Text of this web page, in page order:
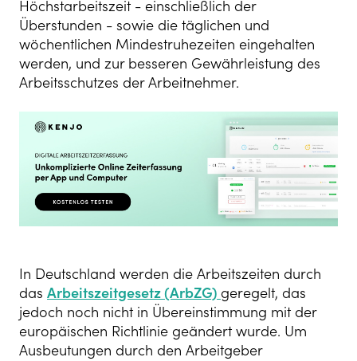
Höchstarbeitszeit - einschließlich der
Überstunden - sowie die täglichen und
wöchentlichen Mindestruhezeiten eingehalten
werden, und zur besseren Gewährleistung des
Arbeitsschutzes der Arbeitnehmer.
In Deutschland werden die Arbeitszeiten durch
das Arbeitszeitgesetz (ArbZG) geregelt, das
jedoch noch nicht in Übereinstimmung mit der
europäischen Richtlinie geändert wurde. Um
Ausbeutungen durch den Arbeitgeber